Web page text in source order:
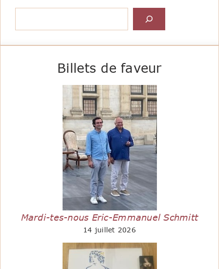
Billets de faveur
Mardi-tes-nous Eric-Emmanuel Schmitt
14 juillet 2026